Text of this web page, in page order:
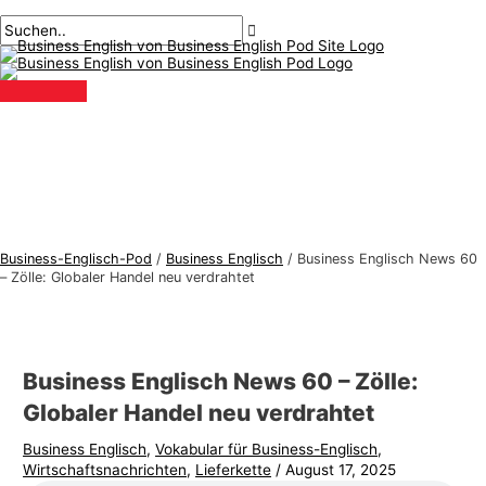
Inhalt
springen
Business-Englisch-Pod / Business Englisch / Business Englisch News 60
– Zölle: Globaler Handel neu verdrahtet
Business Englisch News 60 – Zölle:
Globaler Handel neu verdrahtet
Business Englisch,Vokabular für Business-Englisch,
Wirtschaftsnachrichten, Lieferkette /August 17, 2025
Sie
hier
ein..
B
u
s
i
E
i
s
c
h
S
u
c
h
h